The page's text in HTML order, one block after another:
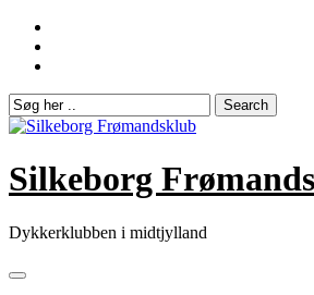
Skip
content
Silkeborg
Dykkerklubben i midtjylland